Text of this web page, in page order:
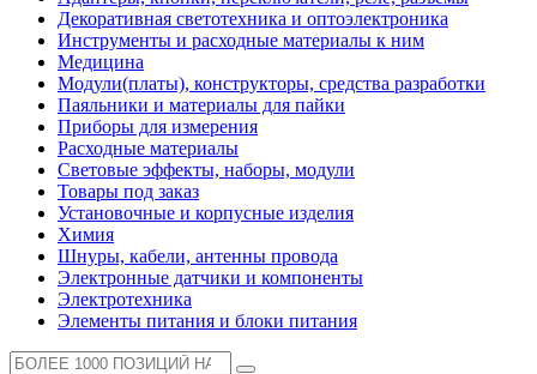
Декоративная светотехника и оптоэлектроника
Инструменты и расходные материалы к ним
Медицина
Модули(платы), конструкторы, средства разработки
Паяльники и материалы для пайки
Приборы для измерения
Расходные материалы
Световые эффекты, наборы, модули
Товары под заказ
Установочные и корпусные изделия
Химия
Шнуры, кабели, антенны провода
Электронные датчики и компоненты
Электротехника
Элементы питания и блоки питания